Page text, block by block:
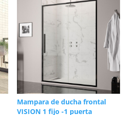
Mampara de ducha frontal
VISION 1 fijo -1 puerta